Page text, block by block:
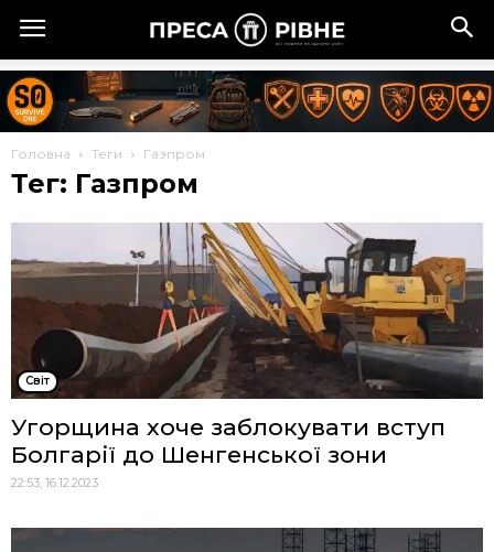
Головна Теги Газпром
Тег: Газпром
Cвіт
Угорщина хоче заблокувати вступ
Болгарії до Шенгенської зони
22:53, 16.12.2023